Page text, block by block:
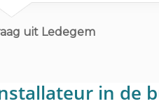
uit Ledegem
in de